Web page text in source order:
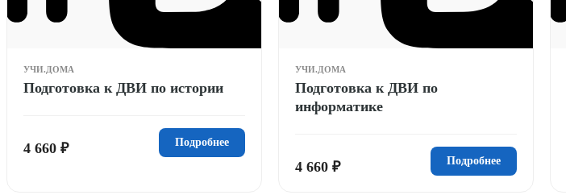
УЧИ.ДОМА
Подготовка к ДВИ по истории
4 660 ₽ Подробнее
УЧИ.ДОМА
Подготовка к ДВИ по
информатике
4 660 ₽ Подробнее